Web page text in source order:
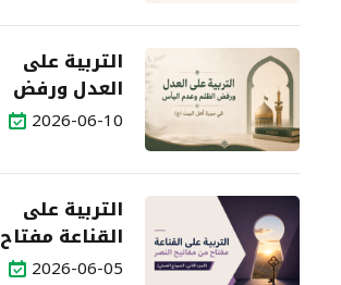
التربية على
العدل ورفض
الظلم وعدم
سيرة أهل
البيت (ع)
2026-06-10
التربية على
القناعة مفتاح
من مفاتيح
2026-06-05